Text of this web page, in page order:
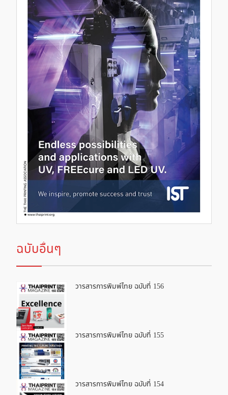
ฉบับอื่นๆ
วารสารการพิมพ์ไทย ฉบับที่ 156
วารสารการพิมพ์ไทย ฉบับที่ 155
วารสารการพิมพ์ไทย ฉบับที่ 154